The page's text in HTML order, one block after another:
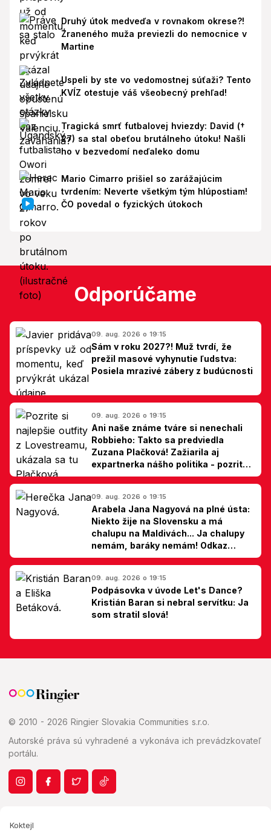
Druhý útok medveďa v rovnakom okrese?!
Zraneného muža previezli do nemocnice v
Martine
Uspeli by ste vo vedomostnej súťaži? Tento
KVÍZ otestuje váš všeobecný prehľad!
Tragická smrť futbalovej hviezdy: David (†
27) sa stal obeťou brutálneho útoku! Našli
ho v bezvedomí neďaleko domu
Mario Cimarro prišiel so zarážajúcim
tvrdením: Neverte všetkým tým hlúpostiam!
ČO povedal o fyzických útokoch
Odporúčame
09. aug. 2026 o 19:15
Sám v roku 2027?! Muž tvrdí, že
prežil masové vyhynutie ľudstva:
Posiela mrazivé zábery z budúcnosti
09. aug. 2026 o 19:15
Ani naše známe tváre si nenechali
Robbieho: Takto sa predviedla
Zuzana Plačková! Zažiarila aj
expartnerka nášho politika - pozrite
si TOP outfity z Lovestreamu
09. aug. 2026 o 19:15
Arabela Jana Nagyová na plné ústa:
Niekto žije na Slovensku a má
chalupu na Maldivách... Ja chalupy
nemám, baráky nemám! Odkaz
Slovákom
09. aug. 2026 o 19:15
Podpásovka v úvode Let's Dance?
Kristián Baran si nebral servítku: Ja
som stratil slová!
© 2010 - 2026 Ringier Slovakia Communities s.r.o.
Autorské práva sú vyhradené a vykonáva ich prevádzkovateľ
portálu.
Koktejl